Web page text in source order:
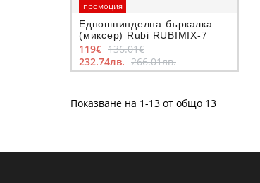
промоция
Едношпинделна бъркалка
(миксер) Rubi RUBIMIX-7
119€ 136.01€
232.74лв. 266.01лв.
Показване на 1-13 от общо 13